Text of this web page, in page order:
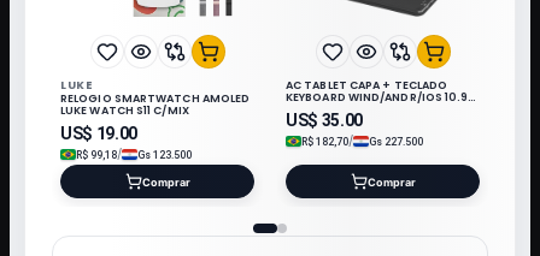
LUKE
RELOGIO SMARTWATCH AMOLED
LUKE WATCH S11 C/MIX
US$ 19.00
R$ 99,18/ Gs 123.500
Comprar
AC TABLET CAPA + TECLADO
KEYBOARD WIND/ANDR/IOS 10.9"
PRETO*
US$ 35.00
R$ 182,70/ Gs 227.500
Comprar